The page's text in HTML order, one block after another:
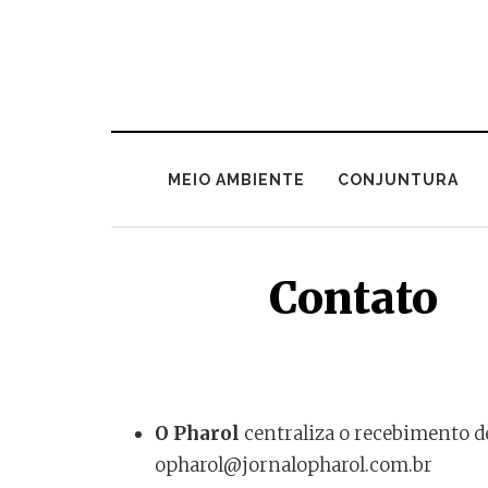
MEIO AMBIENTE CONJUNTURA
Contato
O Pharol centraliza o recebimento
opharol@jornalopharol.com.br